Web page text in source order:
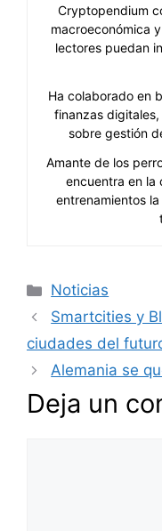
Cryptopendium
macroeconómica
lectores puedan
Ha colaborado en
finanzas
sobre gestión
Amante de los
encuentra en la
entrenamientos
Categorías
Noticias
Smartcities y
ciudades del
Alemania se
Deja un